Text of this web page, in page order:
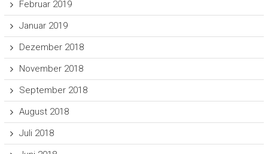
Februar 2019
Januar 2019
Dezember 2018
November 2018
September 2018
August 2018
Juli 2018